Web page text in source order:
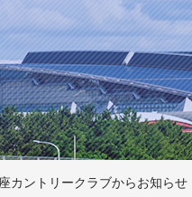
カントリークラブからお知らせ